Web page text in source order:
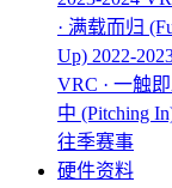
· 满载而归
Up) 2022-
VRC · 一触
中 (Pitching
往季赛事
硬件资料